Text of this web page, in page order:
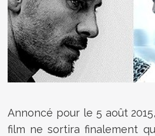
Annoncé pour le 5 août
film ne sortira finalement